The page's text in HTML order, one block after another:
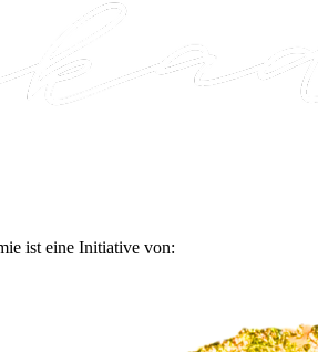
ist eine Initiative von: